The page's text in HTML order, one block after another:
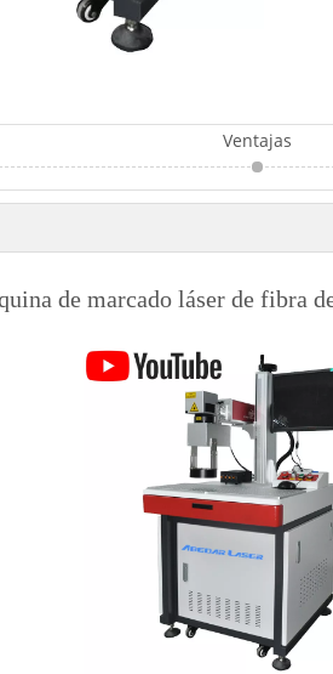
Ventajas
de marcado láser de fibra